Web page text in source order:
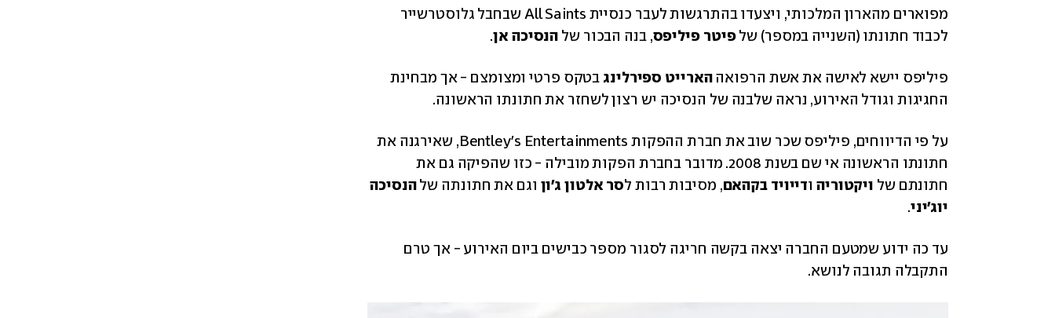
לכבוד חתונתו (השנייה במספר) של פיטר פיליפס, בנה הבכור של הנסיכה אן.
פיליפס יישא לאישה את אשת הרפואה הארייט ספירלינג
בטקס פרטי ומצומצם - אך מבחינת
החגיגות וגודל האירוע, נראה שלבנה של הנסיכה יש רצון לשחזר את חתונתו הראשונה.
חתונתו הראשונה אי שם בשנת 2008. מדובר בחברת הפקות מובילה - כזו שהפיקה גם את
חתונתם של ויקטוריה ודייויד בקהאם, מסיבות רבות לסר אלטון ג'ון וגם את חתונתה של
הנסיכה
יוג'יני.
התקבלה תגובה לנושא.